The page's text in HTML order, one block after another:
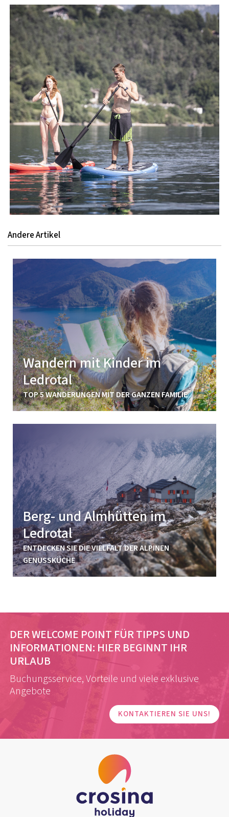
Andere Artikel
Wandern mit Kinder im
Ledrotal
TOP 5 WANDERUNGEN MIT DER GANZEN FAMILIE
Berg- und Almhütten im
Ledrotal
ENTDECKEN SIE DIE VIELFALT DER ALPINEN
GENUSSKÜCHE
DER WELCOME POINT FÜR TIPPS UND
INFORMATIONEN: HIER BEGINNT IHR
URLAUB
Buchungsservice, Vorteile und viele exklusive
Angebote
KONTAKTIEREN SIE UNS!